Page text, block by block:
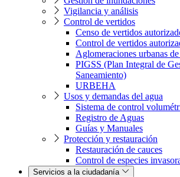
Vigilancia y análisis
Control de vertidos
Censo de vertidos
Control de vertidos
Aglomeraciones urbanas
PIGSS (Plan Integral de
Saneamiento)
URBEHA
Usos y demandas del agua
Sistema de control
Registro de Aguas
Guías y Manuales
Protección y restauración
Restauración de cauces
Control de especies
Servicios a la ciudadanía